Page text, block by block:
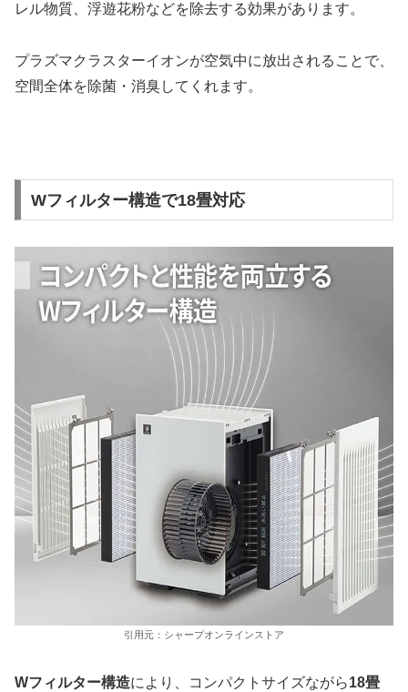
レル物質、浮遊花粉などを除去する効果があります。
プラズマクラスターイオンが空気中に放出されることで、
空間全体を除菌・消臭してくれます。
Wフィルター構造で18畳対応
引用元：シャープオンラインストア
Wフィルター構造により、コンパクトサイズながら18畳